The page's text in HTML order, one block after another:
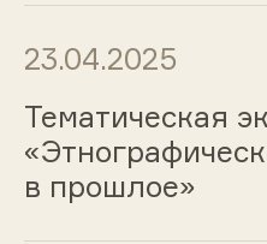
23.04.2025
Тематическая
в прошлое»